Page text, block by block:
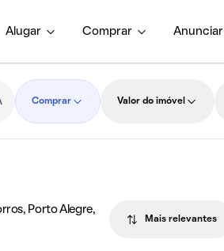
Alugar Comprar Anunciar
Comprar Valor do imóvel
Porto Alegre,
Mais relevantes